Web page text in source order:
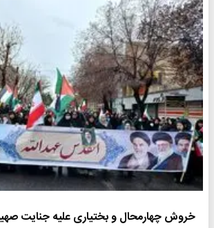
خروش چهارمحال و بختیاری علیه جنایت